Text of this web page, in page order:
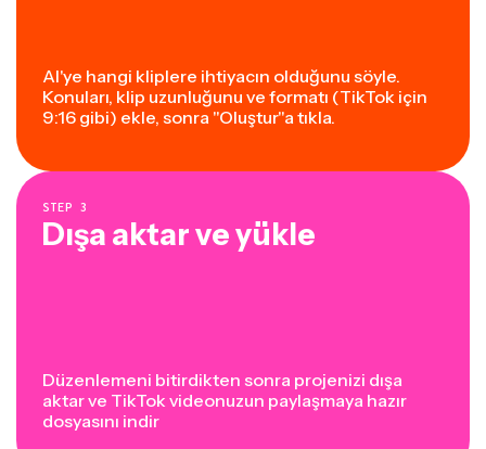
AI'ye hangi kliplere ihtiyacın olduğunu söyle.
Konuları, klip uzunluğunu ve formatı (TikTok için
9:16 gibi) ekle, sonra "Oluştur"a tıkla.
STEP 3
Dışa aktar ve yükle
Düzenlemeni bitirdikten sonra projenizi dışa
aktar ve TikTok videonuzun paylaşmaya hazır
dosyasını indir